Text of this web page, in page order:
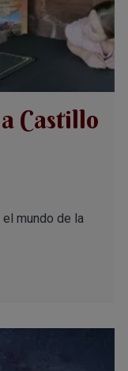
Castillo
mundo de la